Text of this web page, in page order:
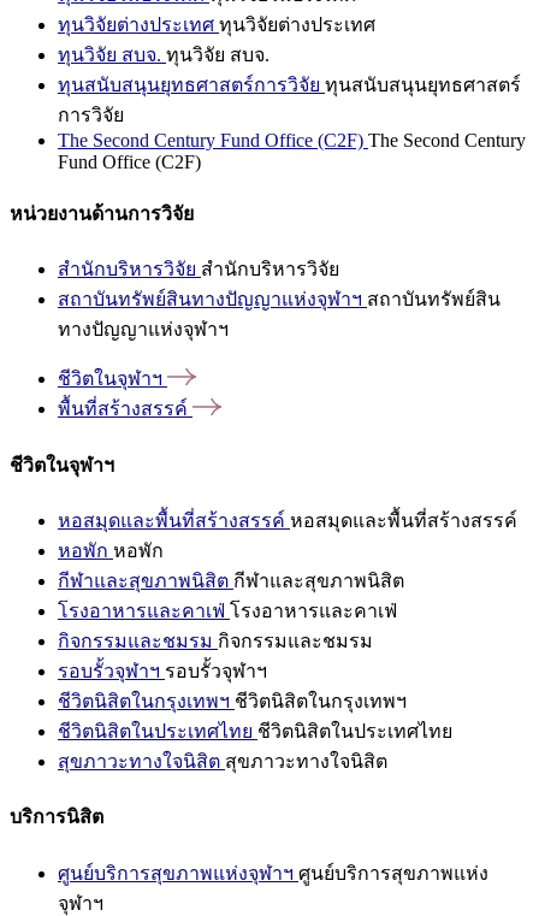
ทุนวิจัยต่างประเทศ ทุนวิจัยต่างประเทศ
ทุนวิจัย สบจ. ทุนวิจัย สบจ.
ทุนสนับสนุนยุทธศาสตร์การวิจัย ทุนสนับสนุนยุทธศาสตร์
การวิจัย
The Second Century Fund Office (C2F) The Second Century
Fund Office (C2F)
หน่วยงานด้านการวิจัย
สำนักบริหารวิจัย สำนักบริหารวิจัย
สถาบันทรัพย์สินทางปัญญาแห่งจุฬาฯ สถาบันทรัพย์สิน
ทางปัญญาแห่งจุฬาฯ
ชีวิตในจุฬาฯ
พื้นที่สร้างสรรค์
ชีวิตในจุฬาฯ
หอสมุดและพื้นที่สร้างสรรค์ หอสมุดและพื้นที่สร้างสรรค์
หอพัก หอพัก
กีฬาและสุขภาพนิสิต กีฬาและสุขภาพนิสิต
โรงอาหารและคาเฟ่ โรงอาหารและคาเฟ่
กิจกรรมและชมรม กิจกรรมและชมรม
รอบรั้วจุฬาฯ รอบรั้วจุฬาฯ
ชีวิตนิสิตในกรุงเทพฯ ชีวิตนิสิตในกรุงเทพฯ
ชีวิตนิสิตในประเทศไทย ชีวิตนิสิตในประเทศไทย
สุขภาวะทางใจนิสิต สุขภาวะทางใจนิสิต
บริการนิสิต
ศูนย์บริการสุขภาพแห่งจุฬาฯ ศูนย์บริการสุขภาพแห่ง
จุฬาฯ